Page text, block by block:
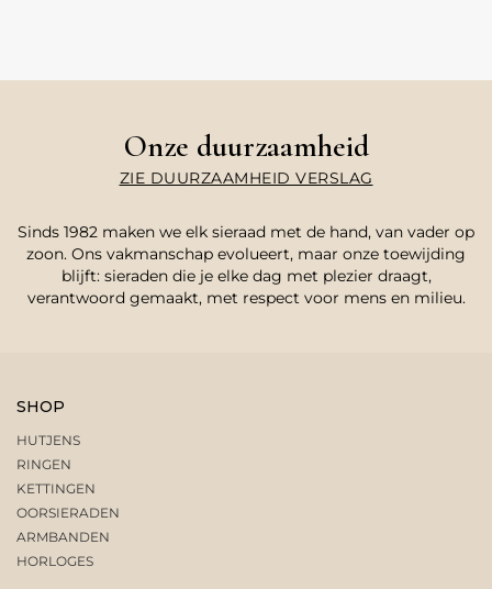
Onze duurzaamheid
ZIE DUURZAAMHEID VERSLAG
Sinds 1982 maken we elk sieraad met de hand, van vader op
zoon. Ons vakmanschap evolueert, maar onze toewijding
blijft: sieraden die je elke dag met plezier draagt,
verantwoord gemaakt, met respect voor mens en milieu.
SHOP
HUTJENS
RINGEN
KETTINGEN
OORSIERADEN
ARMBANDEN
HORLOGES